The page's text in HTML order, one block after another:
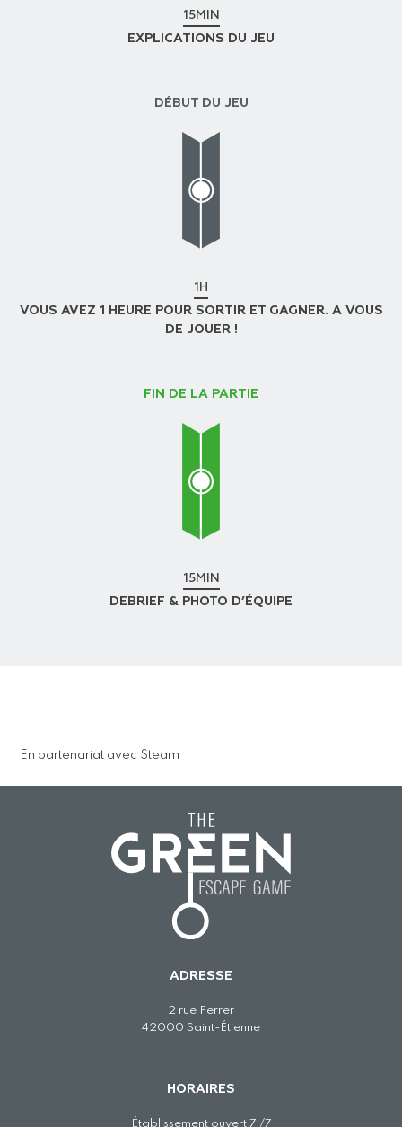
15MIN
EXPLICATIONS DU JEU
DÉBUT DU JEU
1H
VOUS AVEZ 1 HEURE POUR SORTIR ET GAGNER. A VOUS
DE JOUER !
FIN DE LA PARTIE
15MIN
DEBRIEF & PHOTO D’ÉQUIPE
En partenariat avec Steam
ADRESSE
2 rue Ferrer
42000 Saint-Étienne
HORAIRES
Établissement ouvert 7j/7